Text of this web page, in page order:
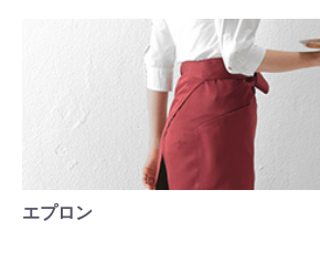
エプロン